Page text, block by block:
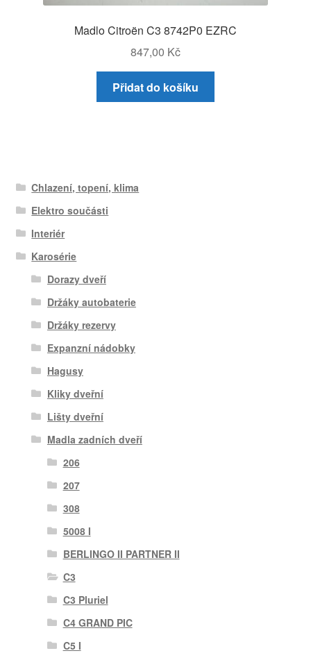
Madlo Citroën C3 8742P0 EZRC
847,00 Kč
Přidat do košíku
Chlazení, topení, klima
Elektro součásti
Interiér
Karosérie
Dorazy dveří
Držáky autobaterie
Držáky rezervy
Expanzní nádobky
Hagusy
Kliky dveřní
Lišty dveřní
Madla zadních dveří
206
207
308
5008 I
BERLINGO II PARTNER II
C3
C3 Pluriel
C4 GRAND PIC
C5 I